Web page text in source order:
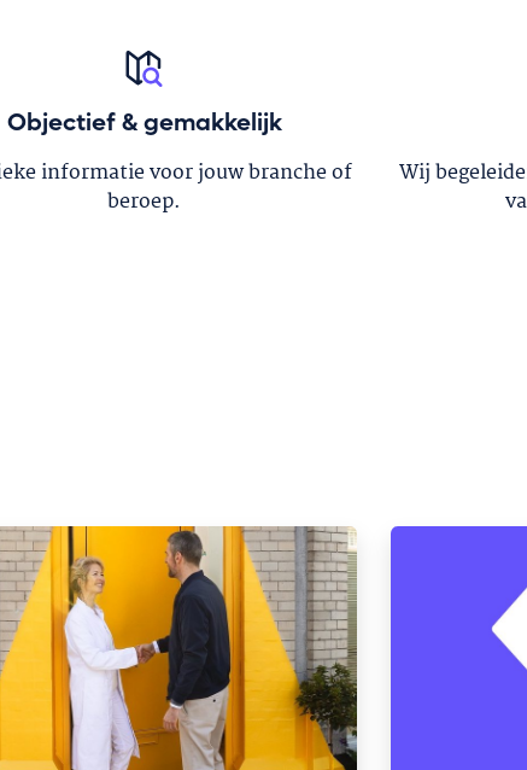
Objectief & gemakkelijk
informatie voor jouw branche of
beroep.
Wij